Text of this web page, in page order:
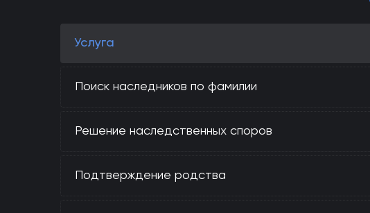
Услуга
Поиск наследников по фамилии
Решение наследственных споров
Подтверждение родства